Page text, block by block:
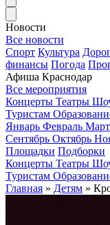
Новости
Все новости
Спорт Культура
финансы Погода
Афиша Краснодар
Все мероприятия
Концерты Театры
Туристам
Январь Февраль Март
Сентябрь Октябрь
Площадки Подборки
Концерты Театры
Туристам
Главная » Детям »